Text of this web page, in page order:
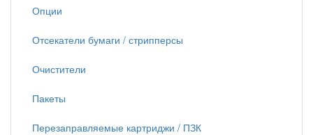
Опции
Отсекатели бумаги / стрипперсы
Очистители
Пакеты
Перезаправляемые картриджи / ПЗК